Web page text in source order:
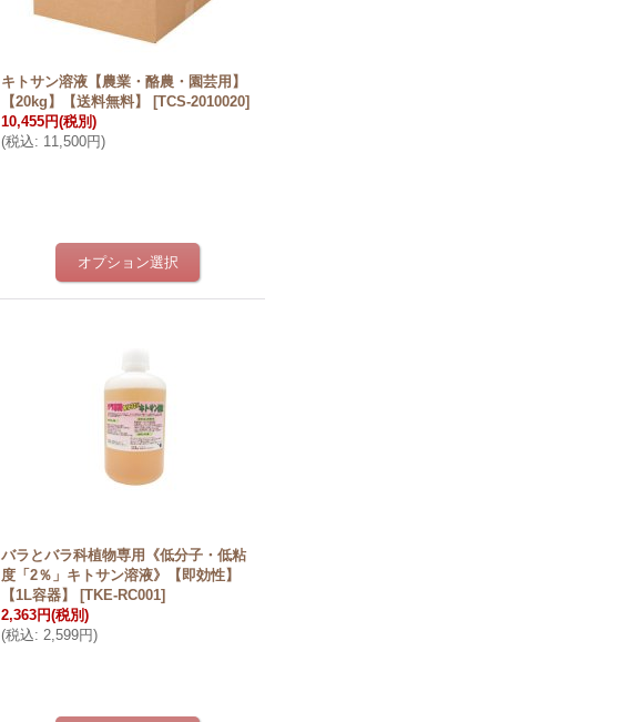
キトサン溶液【農業・酪農・園芸用】
【20kg】【送料無料】
[TCS-2010020]
10,455円(税別)
(税込: 11,500円)
バラとバラ科植物専用《低分子・低粘
度「2％」キトサン溶液》【即効性】
【1L容器】
[TKE-RC001]
2,363円(税別)
(税込: 2,599円)